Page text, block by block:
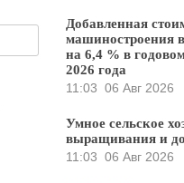
Добавленная
машиностроения
на 6,4 % в
2026 года
11:03 06 Авг 2026
Умное сельское
выращивания и
11:03 06 Авг 2026